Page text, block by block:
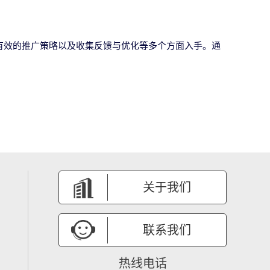
的推广策略以及收集反馈与优化等多个方面入手。通
关于我们
联系我们
热线电话